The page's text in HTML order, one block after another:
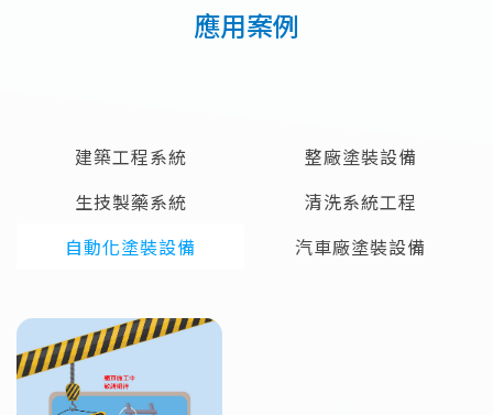
應用案例
建築工程系統
整廠塗裝設備
生技製藥系統
清洗系統工程
自動化塗裝設備
汽車廠塗裝設備